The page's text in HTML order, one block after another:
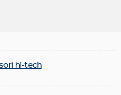
hi-tech